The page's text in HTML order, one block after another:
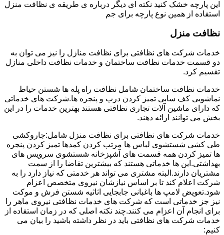
این پارچه خشک کنید نکته ای دیگر درباره ی طریقه ی نظافت منزل
استفاده از همین نوع پارچه برای جم
نظافت منزل
خدمات شرکت های نظافتی برای نظافت منازل را نیز می توان به
دو قسمت خدمات نظافت ساختمان و خدمات نظافت داخلی منازل
تقسیم کرد.
خدمات نظافت ساختمان شامل نظافت راه پله ها شستن حیاط
نماشویی کف سابی تمیز کردن درب و پنجره ها.شرکت های خدماتی
که دارای ماشین آلات تجاری نظافتی هستند بهترین خدمات را در این
بخش می توانند ارائه دهند.
خدمات شرکت های نظافتی برای نظافت منزل شامل:جاروکشی
طی کشی شستشوی لباس ها مرتب کردن کمدها تمیز کردن پنجره
ها تمیز کردن همه قسمت های آشپزخانه شستشوی سرویس های
بهداشتی.این ها خدماتی هستند که بیشترین تقاضا را از سمت
مشتریان دارند.البته مشتری می تواند هر خدمتی که نیاز دارد را به
شرکت اعلام کند تا بر اساس نیازشان نیروی متخصص اعزام
شود.تعویض لامپ ها باغبانی جابجایی اثاثیه شستن فرش و موکت
نیز جز خدماتی است که شرکت های خدمات نظافتی نیروی ماهر را
برای انجام آن اعزام می کنند.چند نکته اصلی که در زمان استفاده از
خدمات شرکت های نظافتی باید در نظر داشته باشید را بیان می
کنیم: